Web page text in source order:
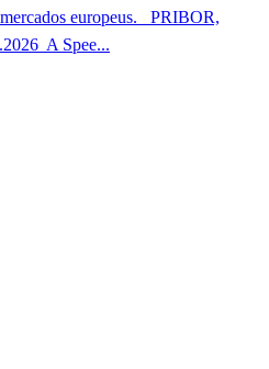
europeus. PRIBOR,
 A Spee...